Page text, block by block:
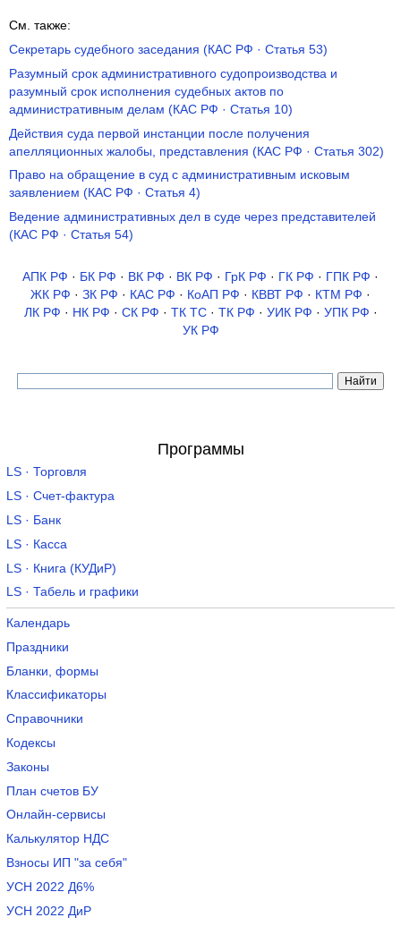
См. также:
Секретарь судебного заседания (КАС РФ · Статья 53)
Разумный срок административного судопроизводства и
разумный срок исполнения судебных актов по
административным делам (КАС РФ · Статья 10)
Действия суда первой инстанции после получения
апелляционных жалобы, представления (КАС РФ · Статья 302)
Право на обращение в суд с административным исковым
заявлением (КАС РФ · Статья 4)
Ведение административных дел в суде через представителей
(КАС РФ · Статья 54)
АПК РФ · БК РФ · ВК РФ · ВК РФ · ГрК РФ · ГК РФ · ГПК РФ ·
ЖК РФ · ЗК РФ · КАС РФ · КоАП РФ · КВВТ РФ · КТМ РФ ·
ЛК РФ · НК РФ · СК РФ · ТК TC· ТК РФ · УИК РФ · УПК РФ ·
УК РФ
Программы
LS · Торговля
LS · Счет-фактура
LS · Банк
LS · Касса
LS · Книга (КУДиР)
LS · Табель и графики
Календарь
Праздники
Бланки, формы
Классификаторы
Справочники
Кодексы
Законы
План счетов БУ
Онлайн-сервисы
Калькулятор НДС
Взносы ИП "за себя"
УСН 2022 Д6%
УСН 2022 ДиР